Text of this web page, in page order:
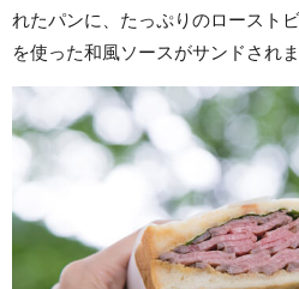
れたパンに、たっぷりのロースト
を使った和風ソースがサンドされま